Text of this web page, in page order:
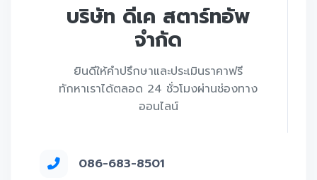
บริษัท ดีเค สตาร์ทอัพ
จำกัด
ยินดีให้คำปรึกษาและประเมินราคาฟรี
ทักหาเราได้ตลอด 24 ชั่วโมงผ่านช่องทาง
ออนไลน์
086-683-8501